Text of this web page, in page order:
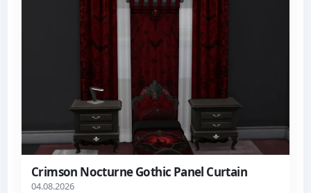
Crimson Nocturne Gothic Panel Curtain
04.08.2026